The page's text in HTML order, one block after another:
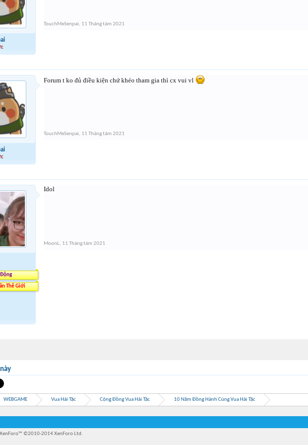
TouchMeSenpai, 11 Tháng tám 2021
Forum t ko đủ điều kiện chứ khéo tham gia thì cx vui vl
TouchMeSenpai, 11 Tháng tám 2021
Thế Giới
Idol
MoonL, 11 Tháng tám 2021
WEBGAME Vua Hải Tặc Cộng Đồng Vua Hải Tặc 10 Năm Đồng Hành Cùng Vua Hải Tặc
©2010-2014 XenForo Ltd.